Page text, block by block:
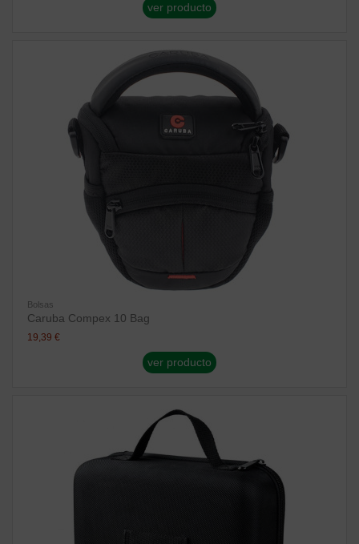
ver producto
Bolsas
Caruba Compex 10 Bag
19,39 €
ver producto